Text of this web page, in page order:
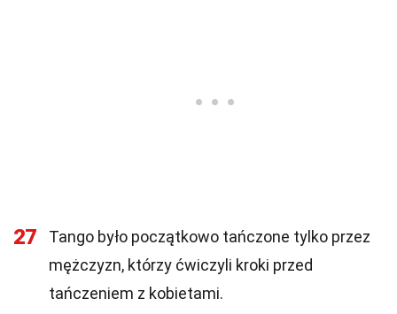
27
Tango było początkowo tańczone tylko przez
mężczyzn, którzy ćwiczyli kroki przed
tańczeniem z kobietami.